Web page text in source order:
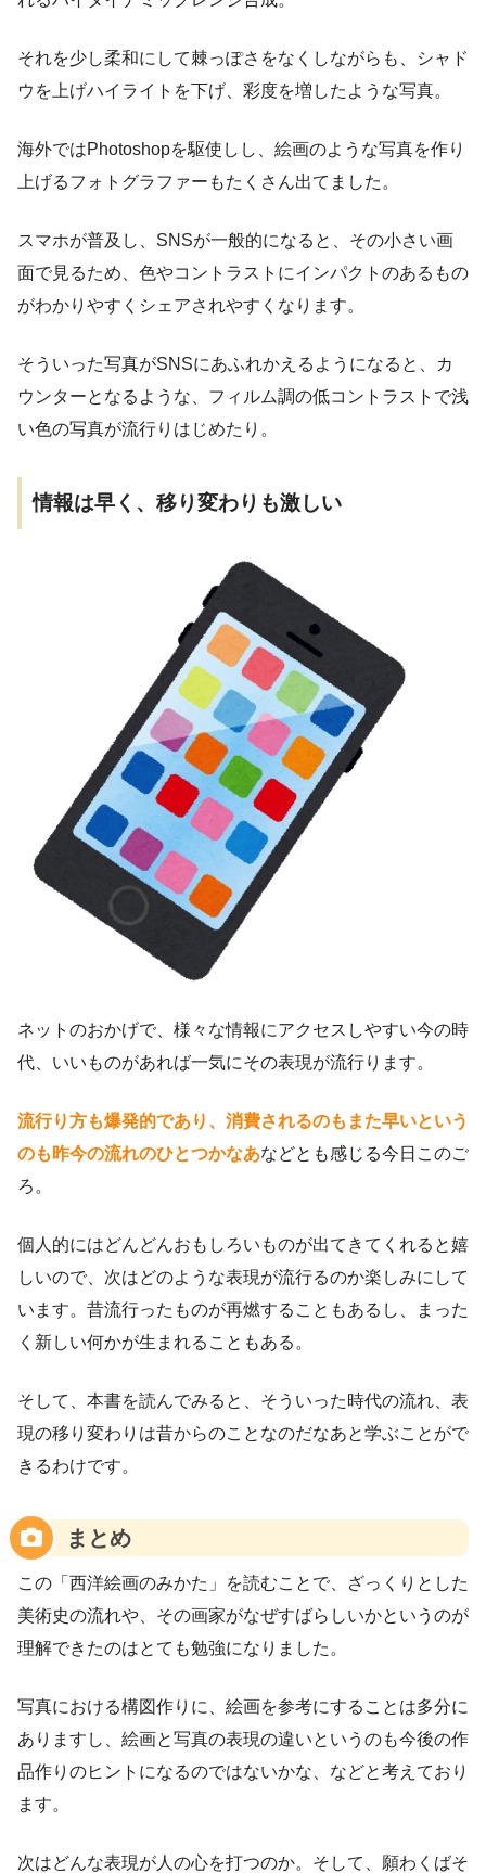
それを少し柔和にして棘っぽさをなくしながらも、シャド
ウを上げハイライトを下げ、彩度を増したような写真。
海外ではPhotoshopを駆使しし、絵画のような写真を作り
上げるフォトグラファーもたくさん出てました。
スマホが普及し、SNSが一般的になると、その小さい画
面で見るため、色やコントラストにインパクトのあるもの
がわかりやすくシェアされやすくなります。
そういった写真がSNSにあふれかえるようになると、カ
ウンターとなるような、フィルム調の低コントラストで浅
い色の写真が流行りはじめたり。
情報は早く、移り変わりも激しい
ネットのおかげで、様々な情報にアクセスしやすい今の時
代、いいものがあれば一気にその表現が流行ります。
流行り方も爆発的であり、消費されるのもまた早いという
のも昨今の流れのひとつかなあなどとも感じる今日このご
ろ。
個人的にはどんどんおもしろいものが出てきてくれると嬉
しいので、次はどのような表現が流行るのか楽しみにして
います。昔流行ったものが再燃することもあるし、まった
く新しい何かが生まれることもある。
そして、本書を読んでみると、そういった時代の流れ、表
現の移り変わりは昔からのことなのだなあと学ぶことがで
きるわけです。
まとめ
この「西洋絵画のみかた」を読むことで、ざっくりとした
美術史の流れや、その画家がなぜすばらしいかというのが
理解できたのはとても勉強になりました。
写真における構図作りに、絵画を参考にすることは多分に
ありますし、絵画と写真の表現の違いというのも今後の作
品作りのヒントになるのではないかな、などと考えており
ます。
次はどんな表現が人の心を打つのか。そして、願わくばそ